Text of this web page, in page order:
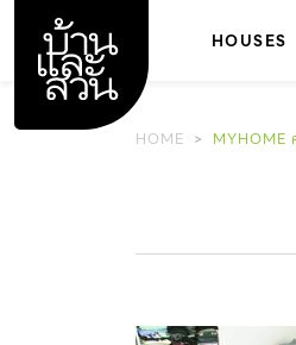
content
HOUSES
HOME MYHOME